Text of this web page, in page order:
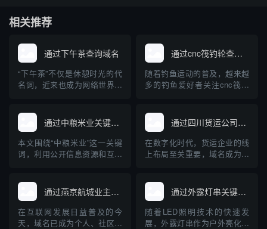
相关推荐
通过下午茶查询域名
“下午茶”不仅是休憩时光的代
名词，近来也成为网络世界中
营企业的朋友来说，快速、准
确地查询域名及其关联信息是
一项十分重要的任务。本文将
对“下午茶”域名查询工具的原
通过cnc筏钓轮查询域名
随着钓鱼运动的普及，越来越
多的钓鱼爱好者关注cnc筏钓
牌的域名注册及查询成为大家
关心的问题。本文将从“cnc筏
钓轮”出发，介绍如何查询相关
域名，并普及域名查询的基础
通过中粮米业关键词查询到的域名
本文围绕“中粮米业”这一关键
词，利用公开信息资源和互联
名，并探讨企业域名注册与保
护的重要性。通过具体案例，
普及企业开展网络布局、加强
品牌保护的科普知识，为中小
通过四川货运公司查询域名
在数字化时代，货运企业的线
上布局至关重要，域名成为企
公司查询其域名，以及域名在
货运行业中的重要作用，帮助
企业和个人规范管理和查询域
名，提高网络安全意识。
通过燕京航城业主群查询域名
在互联网发展日益普及的今
天，域名已成为个人、社区、
通过外露灯串关键词查询到的域名
随着LED照明技术的快速发
展，外露灯串作为户外亮化工